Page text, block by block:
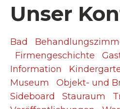
Unser
Bad
Firmengeschichte
Information
Museum
Objekt- und
Sideboard
Stauraum